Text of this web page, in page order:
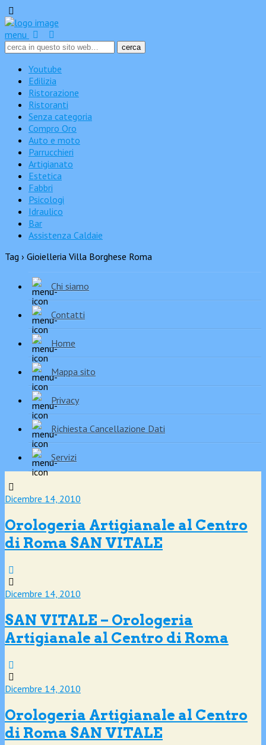
menu
Youtube
Edilizia
Ristorazione
Ristoranti
Senza categoria
Compro Oro
Auto e moto
Parrucchieri
Artigianato
Estetica
Fabbri
Psicologi
Idraulico
Bar
Assistenza Caldaie
Tag › Gioielleria Villa Borghese Roma
Chi siamo
Contatti
Home
Mappa sito
Privacy
Richiesta Cancellazione Dati
Servizi
Dicembre 14, 2010
Orologeria Artigianale al Centro
di Roma SAN VITALE
Dicembre 14, 2010
SAN VITALE – Orologeria
Artigianale al Centro di Roma
Dicembre 14, 2010
Orologeria Artigianale al Centro
di Roma SAN VITALE